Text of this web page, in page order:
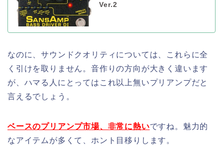
Ver.2
なのに、サウンドクオリティについては、これらに全
く引けを取りません。音作りの方向が大きく違います
が、ハマる人にとってはこれ以上無いプリアンプだと
言えるでしょう。
ベースのプリアンプ市場、非常に熱いですね。魅力的
なアイテムが多くて、ホント目移りします。